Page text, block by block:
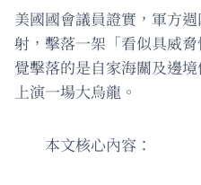
美國國會議員證實，軍方
射，擊落一架「看似具威
覺擊落的是自家海關及邊
上演一場大烏龍。
本文核心內容：